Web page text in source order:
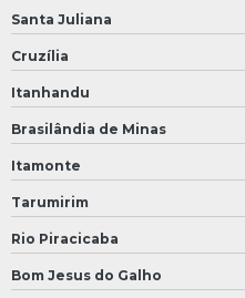
Santa Juliana
Cruzília
Itanhandu
Brasilândia de Minas
Itamonte
Tarumirim
Rio Piracicaba
Bom Jesus do Galho